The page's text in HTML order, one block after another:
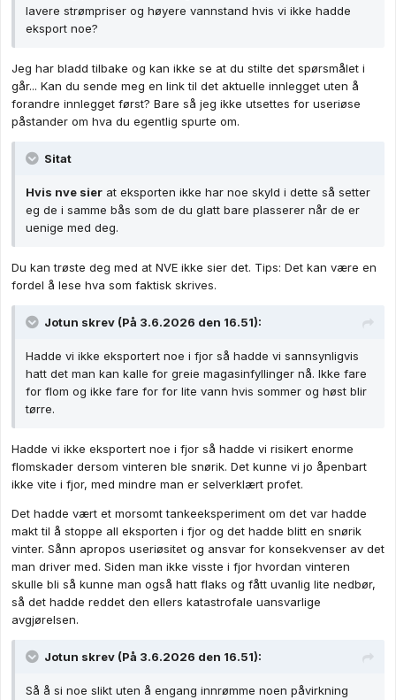
lavere strømpriser og høyere vannstand hvis vi ikke hadde
eksport noe?
Jeg har bladd tilbake og kan ikke se at du stilte det spørsmålet i
går... Kan du sende meg en link til det aktuelle innlegget uten å
forandre innlegget først? Bare så jeg ikke utsettes for useriøse
påstander om hva du egentlig spurte om.
Sitat
Hvis nve sier at eksporten ikke har noe skyld i dette så setter
eg de i samme bås som de du glatt bare plasserer når de er
uenige med deg.
Du kan trøste deg med at NVE ikke sier det. Tips: Det kan være en
fordel å lese hva som faktisk skrives.
Jotun skrev (På 3.6.2026 den 16.51):
Hadde vi ikke eksportert noe i fjor så hadde vi sannsynligvis
hatt det man kan kalle for greie magasinfyllinger nå. Ikke fare
for flom og ikke fare for for lite vann hvis sommer og høst blir
tørre.
Hadde vi ikke eksportert noe i fjor så hadde vi risikert enorme
flomskader dersom vinteren ble snørik. Det kunne vi jo åpenbart
ikke vite i fjor, med mindre man er selverklært profet.
Det hadde vært et morsomt tankeeksperiment om det var hadde
makt til å stoppe all eksporten i fjor og det hadde blitt en snørik
vinter. Sånn apropos useriøsitet og ansvar for konsekvenser av det
man driver med. Siden man ikke visste i fjor hvordan vinteren
skulle bli så kunne man også hatt flaks og fått uvanlig lite nedbør,
så det hadde reddet den ellers katastrofale uansvarlige
avgjørelsen.
Jotun skrev (På 3.6.2026 den 16.51):
Så å si noe slikt uten å engang innrømme noen påvirkning